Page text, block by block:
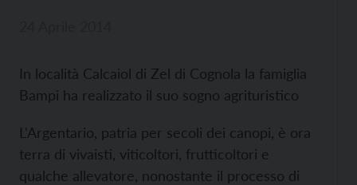
In località Calcaiol di Zel di Cognola la famiglia
Bampi ha realizzato il suo sogno agrituristico
L'Argentario, patria per secoli dei canopi, è ora
terra di vivaisti, viticoltori, frutticoltori e
qualche allevatore, nonostante il processo di